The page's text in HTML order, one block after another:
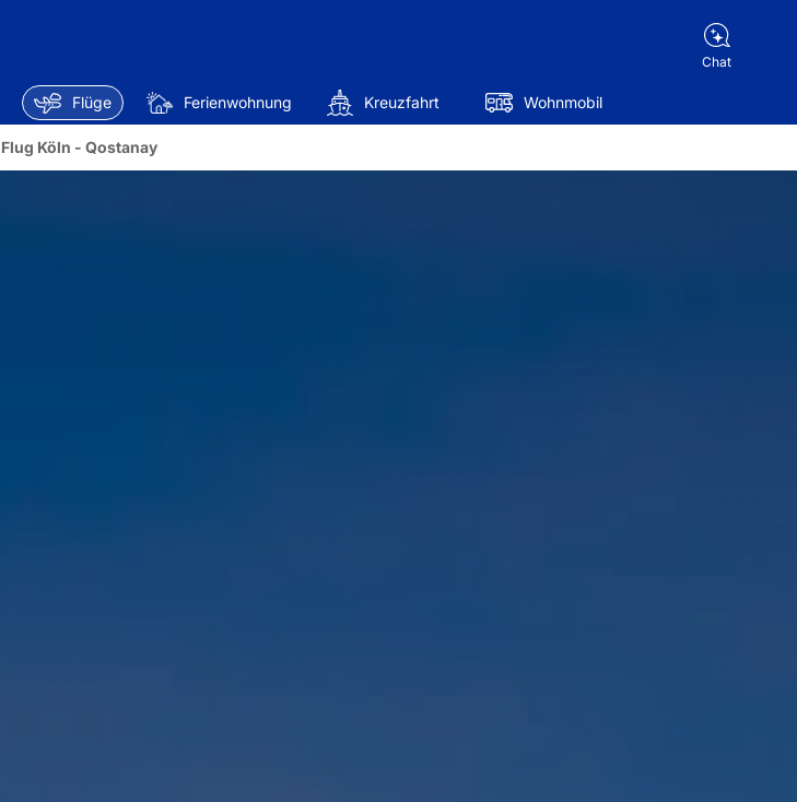
Chat
Flüge Ferienwohnung Kreuzfahrt Wohnmobil
Flug Köln - Qostanay